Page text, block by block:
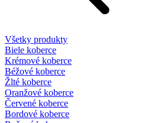
Všetky produkty
Biele koberce
Krémové koberce
Béžové koberce
Žlté koberce
Oranžové koberce
Červené koberce
Bordové koberce